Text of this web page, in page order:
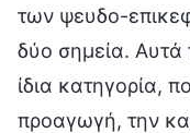
των ψευδο-
δύο σημεία. Αυτά
ίδια κατηγορία,
προαγωγή, την